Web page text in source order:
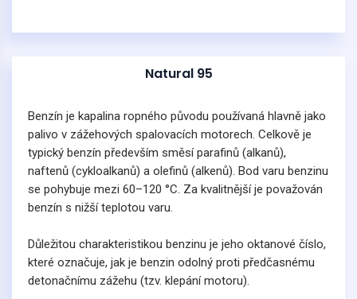
Natural 95
Benzín je kapalina ropného původu používaná hlavně jako
palivo v zážehových spalovacích motorech. Celkově je
typický benzín především směsí parafinů (alkanů),
naftenů (cykloalkanů) a olefinů (alkenů). Bod varu benzinu
se pohybuje mezi 60–120 °C. Za kvalitnější je považován
benzín s nižší teplotou varu.
Důležitou charakteristikou benzinu je jeho oktanové číslo,
které označuje, jak je benzin odolný proti předčasnému
detonačnímu zážehu (tzv. klepání motoru).